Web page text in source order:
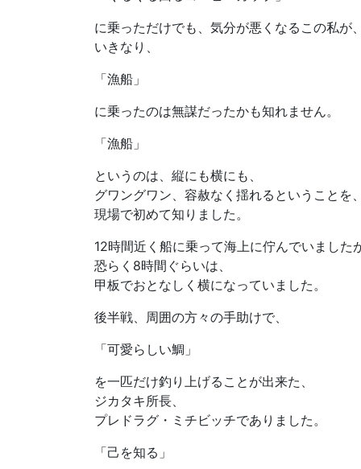
に乗っただけでも、気分が悪くなるこの私が、
いきなり、
「漁船」
に乗ったのは無謀だったかも知れません。
「漁船」
というのは、縦にも横にも、
グワングワン、容赦なく揺れるということを、
現場で初めて知りました。
12時間近く船に乗って海上に佇んでいましたが
恐らく8時間ぐらいは、
甲板でおとなしく横になっていました。
後半戦、周囲の方々の手助けで、
「可愛らしい鯛」
を一匹だけ釣り上げることが出来た、
ジカタキ所長、
プレドラグ・ミチビッチでありました。
「己を知る」